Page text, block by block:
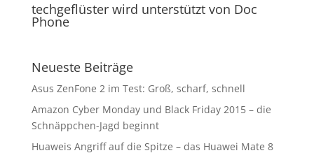
techgeflüster wird unterstützt von Doc
Phone
Neueste Beiträge
Asus ZenFone 2 im Test: Groß, scharf, schnell
Amazon Cyber Monday und Black Friday 2015 – die
Schnäppchen-Jagd beginnt
Huaweis Angriff auf die Spitze – das Huawei Mate 8